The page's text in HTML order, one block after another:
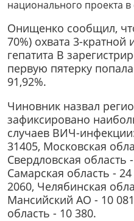
национального проекта
Онищенко сообщил,
70%) охвата 3-
гепатита В
первую пятерку
91,92%.
Чиновник назвал
зафиксировано
случаев ВИЧ-
31405, Московская
Свердловская область
Самарская область -
2060, Челябинская
Мансийский АО - 10
область - 10 380.